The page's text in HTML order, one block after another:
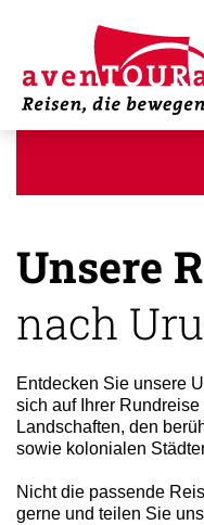
Unsere
nach
Entdecken Sie unsere
sich auf Ihrer
Landschaften, den
sowie kolonialen
Nicht die passende
gerne und teilen Sie